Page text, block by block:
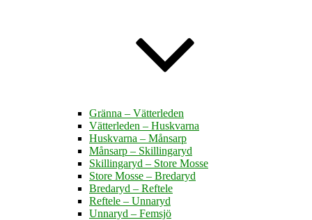
Gränna – Vätterleden
Vätterleden – Huskvarna
Huskvarna – Månsarp
Månsarp – Skillingaryd
Skillingaryd – Store Mosse
Store Mosse – Bredaryd
Bredaryd – Reftele
Reftele – Unnaryd
Unnaryd – Femsjö